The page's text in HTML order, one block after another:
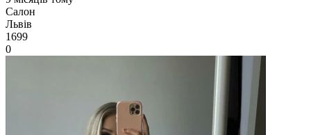
Салон
Львів
1699
0